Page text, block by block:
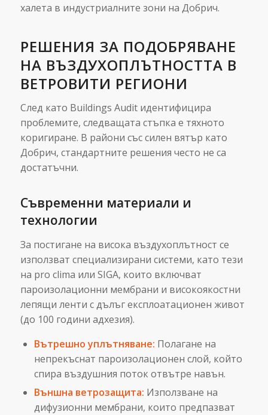
халета в индустриалните зони на Добрич.
РЕШЕНИЯ ЗА ПОДОБРЯВАНЕ
НА ВЪЗДУХОПЛЪТНОСТТА В
ВЕТРОВИТИ РЕГИОНИ
След като Buildings Audit идентифицира
проблемите, следващата стъпка е тяхното
коригиране. В райони със силен вятър като
Добрич, стандартните решения често не са
достатъчни.
Съвременни материали и
технологии
За постигане на висока въздухоплътност се
използват специализирани системи, като тези
на pro clima или SIGA, които включват
пароизолационни мембрани и високоякостни
лепящи ленти с дълъг експлоатационен живот
(до 100 години адхезия).
Вътрешно уплътняване: Полагане на
непрекъснат пароизолационен слой, който
спира въздушния поток отвътре навън.
Външна ветрозащита: Използване на
дифузионни мембрани, които предпазват